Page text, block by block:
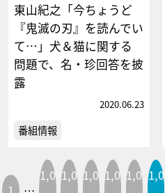
東山紀之「今ちょうど
『鬼滅の刃』を読んでい
て…」犬＆猫に関する
問題で、名・珍回答を披
露
2020.06.23
番組情報
1,0 1,0 1,0 1,0 1,0 1,0